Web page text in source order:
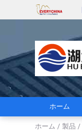
ホーム
ホーム / 製品 /